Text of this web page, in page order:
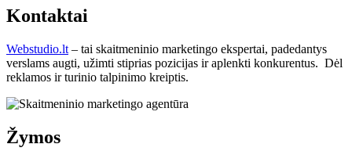
Kontaktai
Webstudio.lt – tai skaitmeninio marketingo ekspertai, padedantys
verslams augti, užimti stiprias pozicijas ir aplenkti konkurentus. Dėl
reklamos ir turinio talpinimo kreiptis.
Žymos